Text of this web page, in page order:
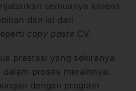
semuanya karena
dan isi dari
copy paste CV.
prestasi yang sekiranya
proses meraihnya.
dengan program